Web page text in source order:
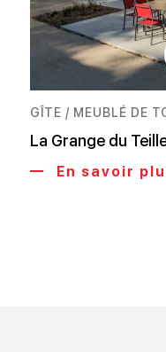
GÎTE / MEUBLÉ DE
La Grange du
En savoir